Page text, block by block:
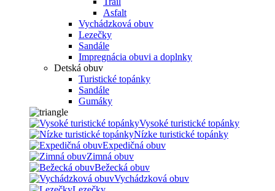
Asfalt
Vychádzková obuv
Lezečky
Sandále
Impregnácia obuvi a doplnky
Detská obuv
Turistické topánky
Sandále
Gumáky
Vysoké turistické topánky
Nízke turistické topánky
Expedičná obuv
Zimná obuv
Bežecká obuv
Vychádzková obuv